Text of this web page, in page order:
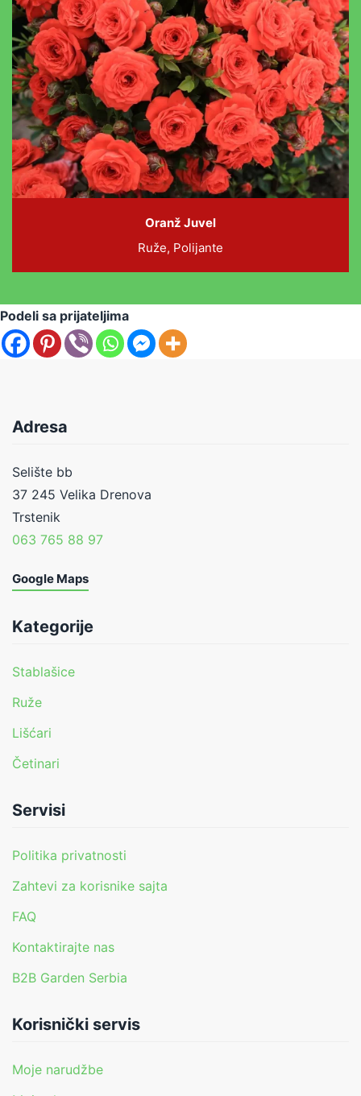
Oranž Juvel
Ruže, Polijante
Podeli sa prijateljima
Adresa
Selište bb
37 245 Velika Drenova
Trstenik
063 765 88 97
Google Maps
Kategorije
Stablašice
Ruže
Lišćari
Četinari
Servisi
Politika privatnosti
Zahtevi za korisnike sajta
FAQ
Kontaktirajte nas
B2B Garden Serbia
Korisnički servis
Moje narudžbe